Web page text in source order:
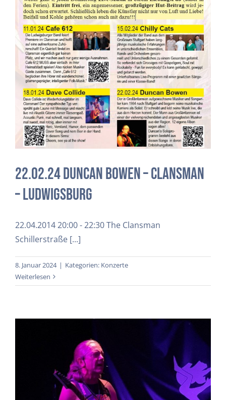
22.02.24 Duncan Bowen – Clansman
– Ludwigsburg
Konzerte
22.02.24 Duncan Bowen – Clansman
– Ludwigsburg
22.04.2014 20:00 - 22:30 The Clansman
Schillerstraße [...]
8. Januar 2024 | Kategorien: Konzerte
Weiterlesen